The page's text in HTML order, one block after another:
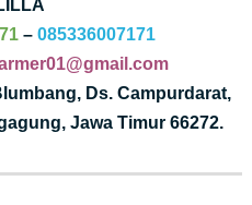
–085336007171
Ds. Campurdarat,
Jawa Timur 66272.